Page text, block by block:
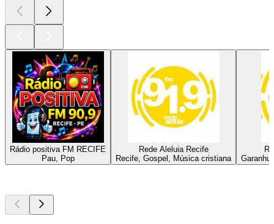
Rádio positiva FM RECIFE
Pau, Pop
Rede Aleluia Recife
Recife, Gospel, Música cristiana